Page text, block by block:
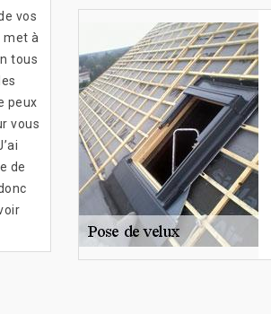
vos
met à
tous
peux
vous
de